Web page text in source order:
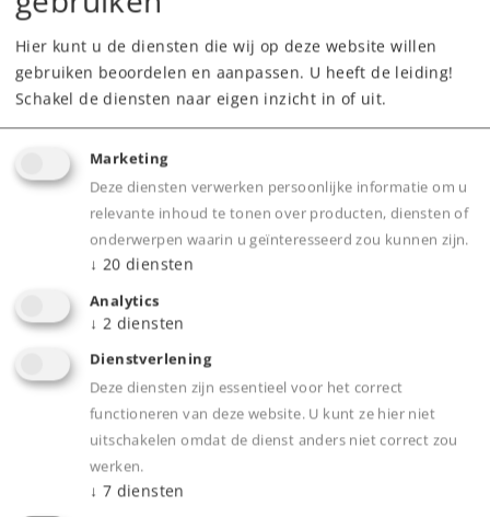
Dealer zoeken
Downloads
Onderdelen bestellen
Highlights
Containerwagen en containers met
verschillende bedrijfsnummers.
Ideale wagens voor een gesloten
containertrein.
Hier kunt u de diensten die wij op deze website willen
gebruiken beoordelen en aanpassen. U heeft de leiding!
Schakel de diensten naar eigen inzicht in of uit.
Marketing
Deze diensten verwerken persoonlijke informatie om u
relevante inhoud te tonen over producten, diensten of
onderwerpen waarin u geïnteresseerd zou kunnen zijn.
↓ 20 diensten
Analytics
↓ 2 diensten
Dienstverlening
Deze diensten zijn essentieel voor het correct
functioneren van deze website. U kunt ze hier niet
uitschakelen omdat de dienst anders niet correct zou
werken.
↓ 7 diensten